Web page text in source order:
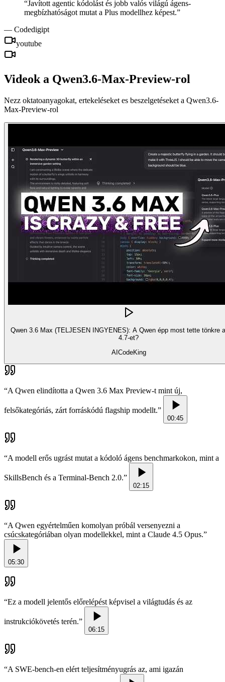
“Javított agentic kódolást és jobb valós világú ágens-
megbízhatóságot mutat a Plus modellhez képest.”
— Codedigipt
youtube
Videok a Qwen3.6-Max-Preview-rol
Nezz oktatoanyagokat, ertekeléseket es beszelgetéseket a Qwen3.6-
Max-Preview-rol
Qwen 3.6 Max (TELJESEN INGYENES): A Qwen épp most tette tönkre
4.7-et?
AICodeKing
“A Qwen elindította a Qwen 3.6 Max Preview-t mint új,
felsőkategóriás, zárt forráskódú flagship modellt.”
00:45
“A modell erős ugrást mutat a kódoló ágens benchmarkokon, mint a
SkillsBench és a Terminal-Bench 2.0.”
02:15
“A Qwen egyértelműen komolyan próbál versenyezni a
csúcskategóriában olyan modellekkel, mint a Claude 4.5 Opus.”
05:30
“Ez a modell jelentős előrelépést képvisel a világtudás és az
instrukciókövetés terén.”
06:15
“A SWE-bench-en elért teljesítményugrás az, ami igazán